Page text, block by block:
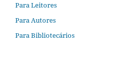
Para Leitores
Para Autores
Para Bibliotecários